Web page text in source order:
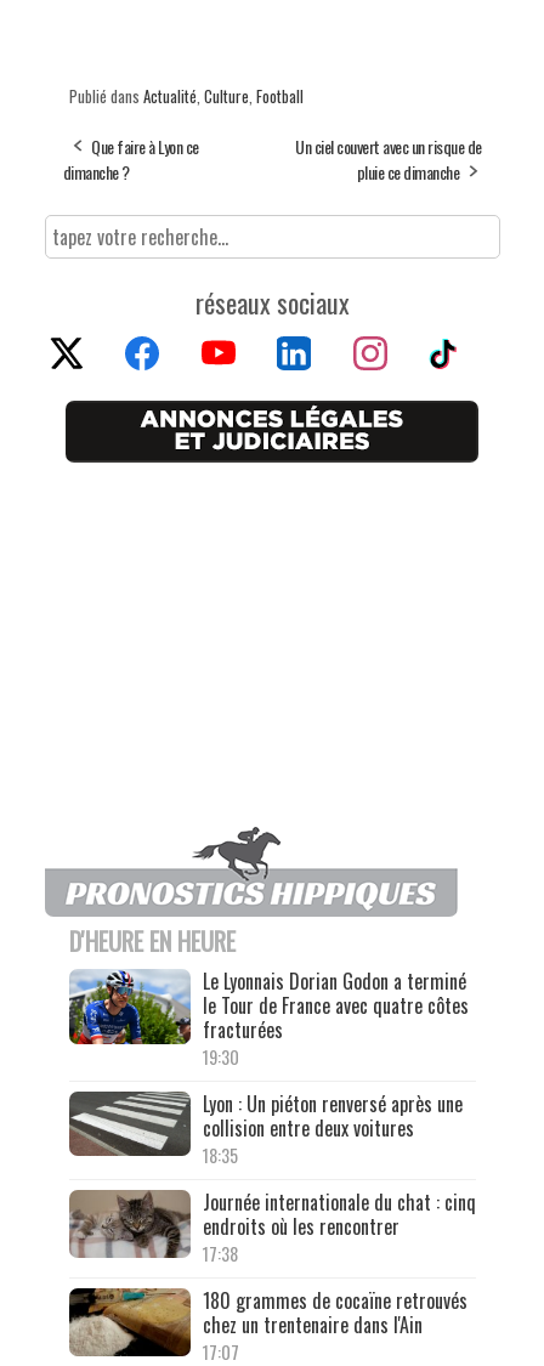
Publié dans Actualité Culture Football
Que faire à Lyon ce
dimanche ?
Un ciel couvert avec un risque de
pluie ce dimanche
réseaux sociaux
D'HEURE EN HEURE
Le Lyonnais Dorian Godon a terminé
le Tour de France avec quatre côtes
fracturées
19:30
Lyon : Un piéton renversé après une
collision entre deux voitures
18:35
Journée internationale du chat : cinq
endroits où les rencontrer
17:38
180 grammes de cocaïne retrouvés
chez un trentenaire dans l'Ain
17:07